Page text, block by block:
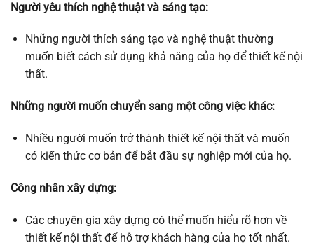
Người yêu thích nghệ thuật và sáng tạo:
Những người thích sáng tạo và nghệ thuật thường
muốn biết cách sử dụng khả năng của họ để thiết kế nội
thất.
Những người muốn chuyển sang một công việc khác:
Nhiều người muốn trở thành thiết kế nội thất và muốn
có kiến thức cơ bản để bắt đầu sự nghiệp mới của họ.
Công nhân xây dựng:
Các chuyên gia xây dựng có thể muốn hiểu rõ hơn về
thiết kế nội thất để hỗ trợ khách hàng của họ tốt nhất.